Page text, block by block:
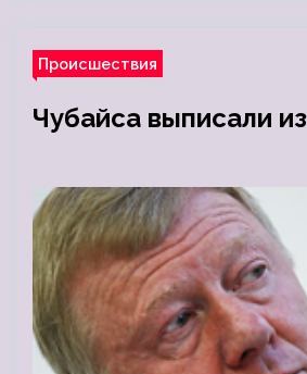
Происшествия
Чубайса выписали